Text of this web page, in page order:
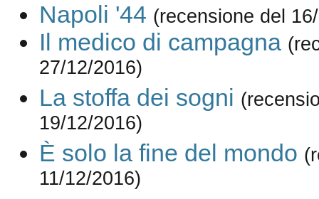
Napoli '44 (recensione del
Il medico di campagna
27/12/2016)
La stoffa dei sogni
19/12/2016)
È solo la fine del mondo
11/12/2016)